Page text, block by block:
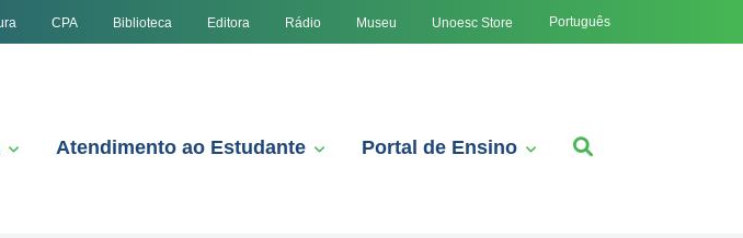
CPA Biblioteca Editora Rádio Museu Unoesc Store Português
Atendimento ao Estudante Portal de Ensino